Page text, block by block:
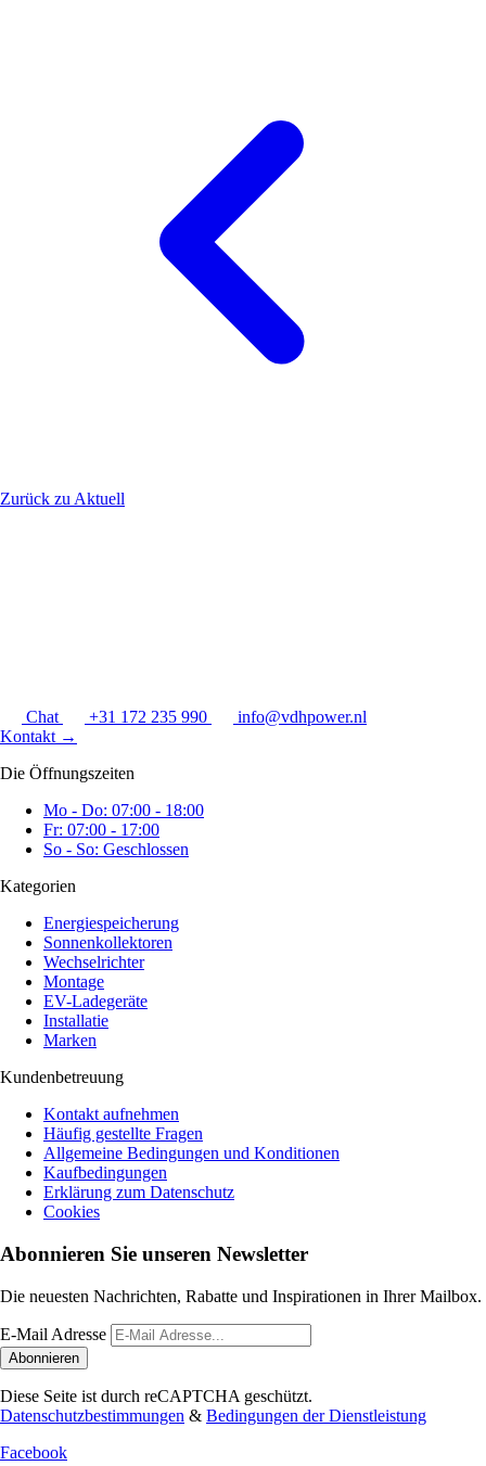
Zurück zu Aktuell
Chat +31 172 235 990
info@vdhpower.nl
Kontakt →
Die Öffnungszeiten
Mo - Do: 07:00 - 18:00
Fr: 07:00 - 17:00
So - So: Geschlossen
Kategorien
Energiespeicherung
Sonnenkollektoren
Wechselrichter
Montage
EV-Ladegeräte
Installatie
Marken
Kundenbetreuung
Kontakt aufnehmen
Häufig gestellte Fragen
Allgemeine Bedingungen und Konditionen
Kaufbedingungen
Erklärung zum Datenschutz
Cookies
Abonnieren Sie unseren Newsletter
Die neuesten Nachrichten, Rabatte und Inspirationen in Ihrer Mailbox.
E-Mail Adresse
Abonnieren
Diese Seite ist durch reCAPTCHA geschützt.
Datenschutzbestimmungen & Bedingungen der Dienstleistung
Facebook